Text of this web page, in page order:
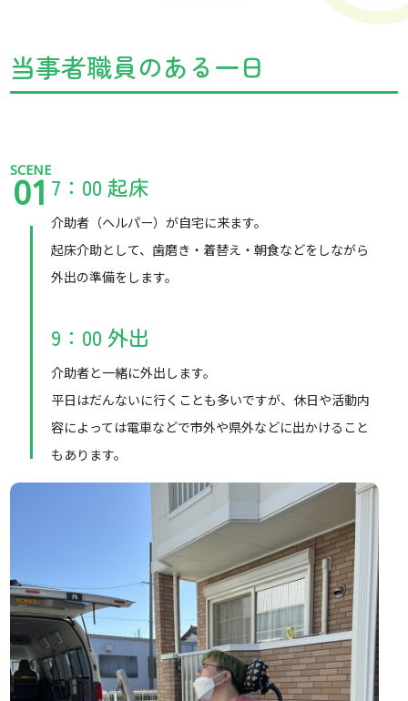
当事者職員のある一日
SCENE
01 7：00 起床
介助者（ヘルパー）が自宅に来ます。
起床介助として、歯磨き・着替え・朝食などをしながら
外出の準備をします。
9：00 外出
介助者と一緒に外出します。
平日はだんないに行くことも多いですが、休日や活動内
容によっては電車などで市外や県外などに出かけること
もあります。